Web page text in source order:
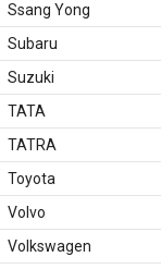
Ssang Yong
Subaru
Suzuki
TATA
TATRA
Toyota
Volvo
Volkswagen